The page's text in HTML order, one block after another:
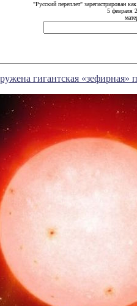
"Русский переплет" зарегистрирован
5 февраля
гигантская «зефирная»